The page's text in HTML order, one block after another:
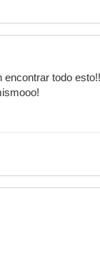
todo